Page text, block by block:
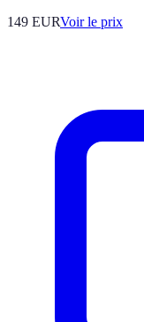
149 EURVoir le prix